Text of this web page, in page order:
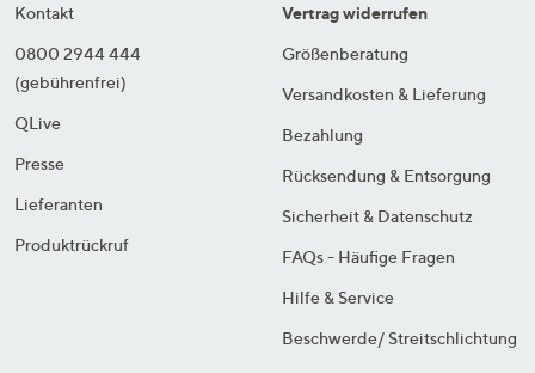
Kontakt
0800 2944 444
(gebührenfrei)
QLive
Presse
Lieferanten
Produktrückruf
Vertrag widerrufen
Größenberatung
Versandkosten & Lieferung
Bezahlung
Rücksendung & Entsorgung
Sicherheit & Datenschutz
FAQs - Häufige Fragen
Hilfe & Service
Beschwerde/ Streitschlichtung